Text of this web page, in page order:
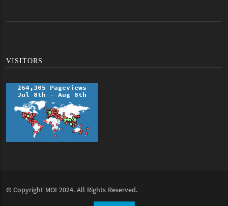
VISITORS
© Copyright MOI 2024. All Rights Reserved.